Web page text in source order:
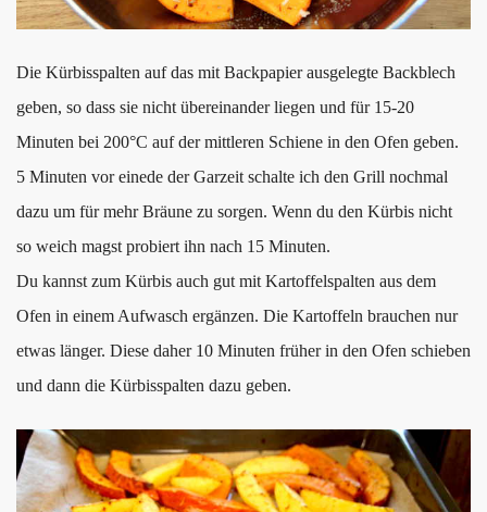
Die Kürbisspalten auf das mit Backpapier ausgelegte Backblech
geben, so dass sie nicht übereinander liegen und für 15-20
Minuten bei 200°C auf der mittleren Schiene in den Ofen geben.
5 Minuten vor einede der Garzeit schalte ich den Grill nochmal
dazu um für mehr Bräune zu sorgen. Wenn du den Kürbis nicht
so weich magst probiert ihn nach 15 Minuten.
Du kannst zum Kürbis auch gut mit Kartoffelspalten aus dem
Ofen in einem Aufwasch ergänzen. Die Kartoffeln brauchen nur
etwas länger. Diese daher 10 Minuten früher in den Ofen schieben
und dann die Kürbisspalten dazu geben.